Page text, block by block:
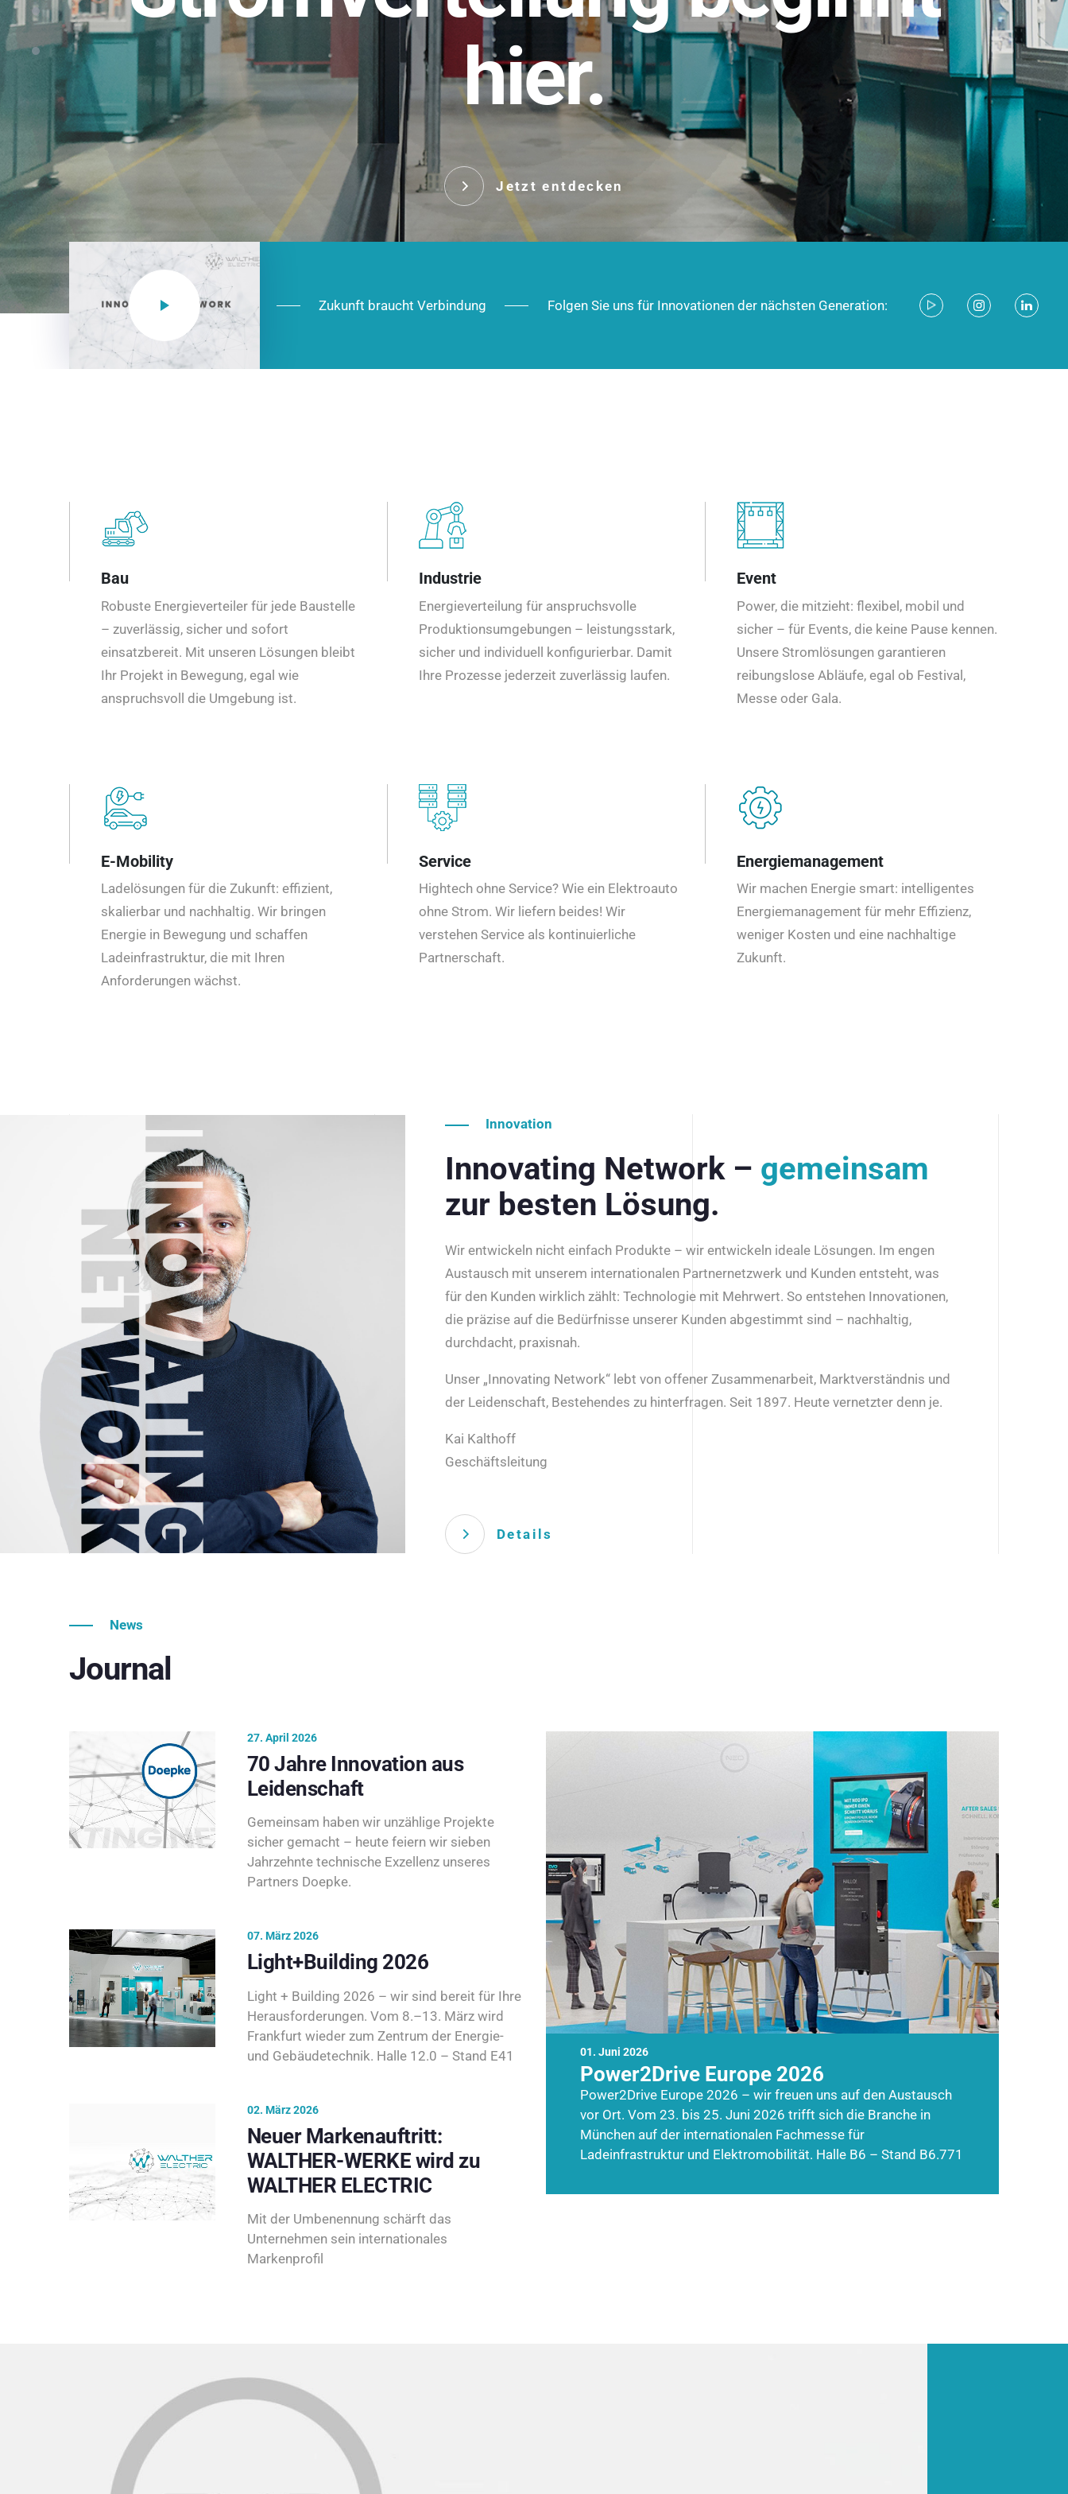
hier.
Jetzt entdecken
NEO CEE: Energieverteilung mit System. Robust im Alltag,
effizient in der Installation, zukunftsfähig im Ausbau.
Das innovative Stecksystem für industrielle Anwendungen –
robust, IP-geschützt und zukunftsfähig.
Jetzt entdecken
Zukunft braucht Verbindung Folgen Sie uns für Innovationen der nächsten Generation:
Bau
Robuste Energieverteiler für jede Baustelle
– zuverlässig, sicher und sofort
einsatzbereit. Mit unseren Lösungen bleibt
Ihr Projekt in Bewegung, egal wie
anspruchsvoll die Umgebung ist.
Industrie
Energieverteilung für anspruchsvolle
Produktionsumgebungen – leistungsstark,
sicher und individuell konfigurierbar. Damit
Ihre Prozesse jederzeit zuverlässig laufen.
Event
Power, die mitzieht: flexibel, mobil und
sicher – für Events, die keine Pause kennen.
Unsere Stromlösungen garantieren
reibungslose Abläufe, egal ob Festival,
Messe oder Gala.
E-Mobility
Ladelösungen für die Zukunft: effizient,
skalierbar und nachhaltig. Wir bringen
Energie in Bewegung und schaffen
Ladeinfrastruktur, die mit Ihren
Anforderungen wächst.
Service
Hightech ohne Service? Wie ein Elektroauto
ohne Strom. Wir liefern beides! Wir
verstehen Service als kontinuierliche
Partnerschaft.
Energiemanagement
Wir machen Energie smart: intelligentes
Energiemanagement für mehr Effizienz,
weniger Kosten und eine nachhaltige
Zukunft.
Innovation
Innovating Network – gemeinsam
zur besten Lösung.
Wir entwickeln nicht einfach Produkte – wir entwickeln ideale Lösungen. Im engen
Austausch mit unserem internationalen Partnernetzwerk und Kunden entsteht, was
für den Kunden wirklich zählt: Technologie mit Mehrwert. So entstehen Innovationen,
die präzise auf die Bedürfnisse unserer Kunden abgestimmt sind – nachhaltig,
durchdacht, praxisnah.
Unser „Innovating Network“ lebt von offener Zusammenarbeit, Marktverständnis und
der Leidenschaft, Bestehendes zu hinterfragen. Seit 1897. Heute vernetzter denn je.
Kai Kalthoff
Geschäftsleitung
Details
News
Journal
01. Juni 2026
Power2Drive Europe 2026
Power2Drive Europe 2026 – wir freuen uns auf den Austausch
vor Ort. Vom 23. bis 25. Juni 2026 trifft sich die Branche in
München auf der internationalen Fachmesse für
Ladeinfrastruktur und Elektromobilität. Halle B6 – Stand B6.771
27. April 2026
70 Jahre Innovation aus
Leidenschaft
Gemeinsam haben wir unzählige Projekte
sicher gemacht – heute feiern wir sieben
Jahrzehnte technische Exzellenz unseres
Partners Doepke.
07. März 2026
Light+Building 2026
Light + Building 2026 – wir sind bereit für Ihre
Herausforderungen. Vom 8.–13. März wird
Frankfurt wieder zum Zentrum der Energie-
und Gebäudetechnik. Halle 12.0 – Stand E41
02. März 2026
Neuer Markenauftritt:
WALTHER-WERKE wird zu
WALTHER ELECTRIC
Mit der Umbenennung schärft das
Unternehmen sein internationales
Markenprofil